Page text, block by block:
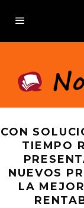
CON
TIEMPO
NUEVOS
LA